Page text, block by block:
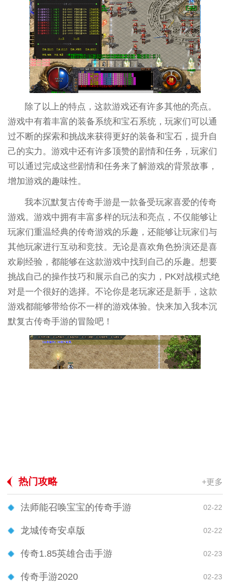
除了以上的特点，这款游戏还有许多其他的亮点。
游戏中有着丰富的装备系统和宝石系统，玩家们可以通
过不断的探索和挑战来获得更好的装备和宝石，提升自
己的实力。游戏中还有许多顶赞的剧情和任务，玩家们
可以通过完成这些剧情和任务来了解游戏的背景故事，
增加游戏的趣味性。
我本沉默复古传奇手游是一款备受玩家喜爱的传奇
游戏。游戏中拥有丰富多样的玩法和亮点，不仅能够让
玩家们重温经典的传奇游戏的乐趣，还能够让玩家们与
其他玩家进行互动和竞技。无论是喜欢角色扮演还是喜
欢刷经验，都能够在这款游戏中找到自己的乐趣。想要
挑战自己的操作技巧和展示自己的实力，PK对战模式绝
对是一个很好的选择。不论你是老玩家还是新手，这款
游戏都能够带给你不一样的游戏体验。快来加入我本沉
默复古传奇手游的冒险吧！
热门攻略 +更多
法师能召唤宝宝的传奇手游 02-22
龙城传奇安卓版 02-22
传奇1.85英雄合击手游 02-23
传奇手游2020 02-23